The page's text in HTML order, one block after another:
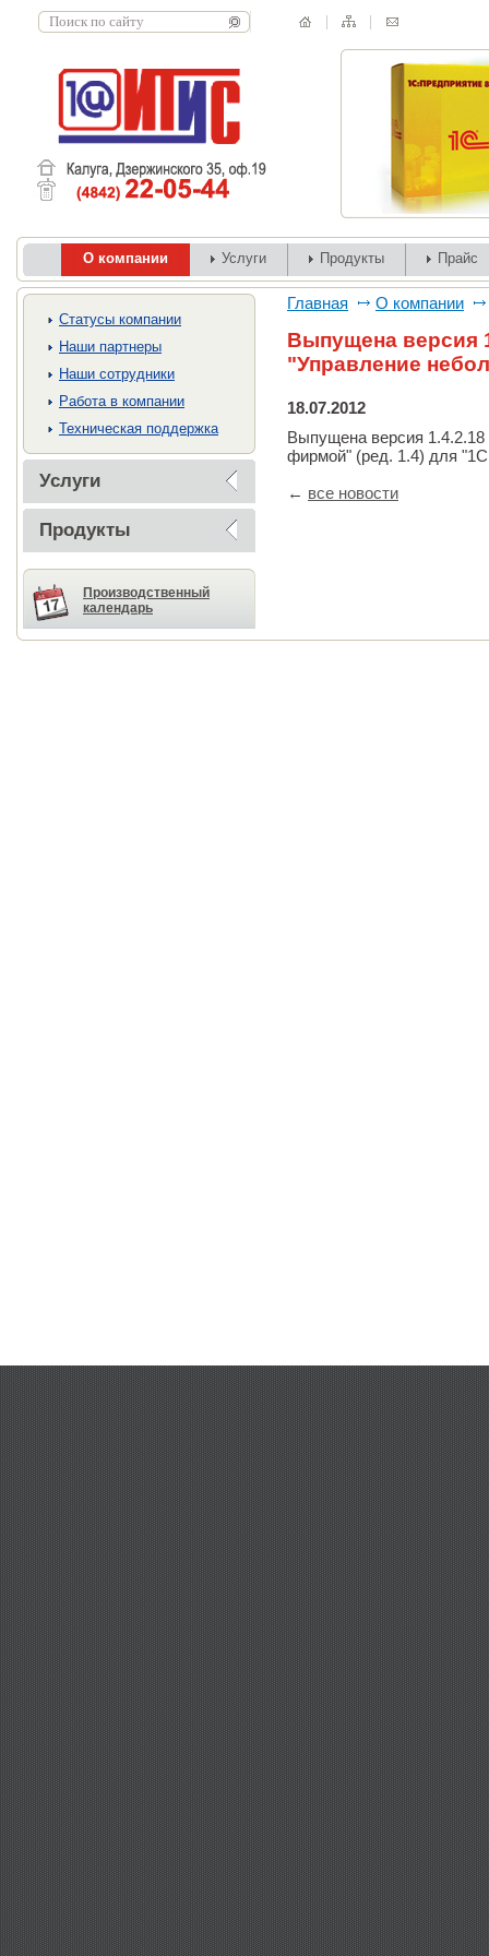
О компании Услуги Продукты Прайс
Cтатусы компании
Наши партнеры
Наши сотрудники
Работа в компании
Техническая поддержка
Услуги
Продукты
Производственный
календарь
Главная О компании
Выпущена версия
"Управление
18.07.2012
Выпущена версия
фирмой" (ред. 1.4) для
← все новости